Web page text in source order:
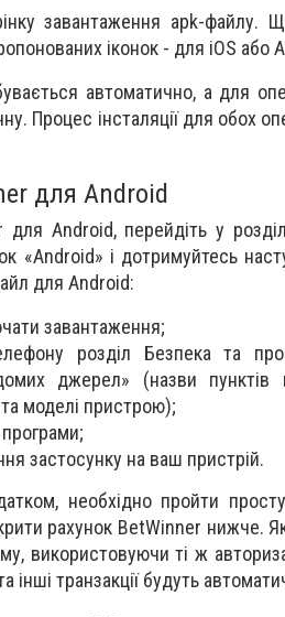
завантаження apk-файлу.
іконок - для iOS або
автоматично, а для
Процес інсталяції для обох
для Android
Android, перейдіть у
«Android» і дотримуйтесь
для Android:
завантаження;
розділ Безпека та
джерел» (назви
моделі пристрою);
застосунку на ваш пристрій.
необхідно пройти
рахунок BetWinner нижче.
використовуючи ті ж
інші транзакції будуть